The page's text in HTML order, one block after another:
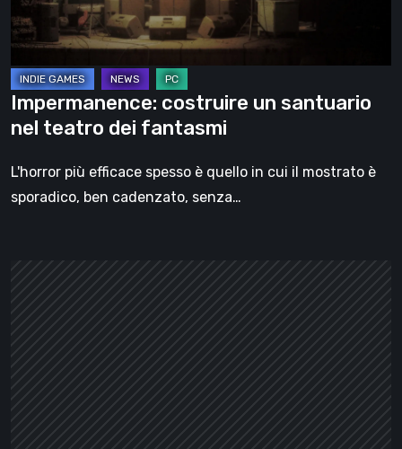
dei
fantasmi
Impermanence: costruire un santuario
nel teatro dei fantasmi
L'horror più efficace spesso è quello in cui il mostrato è
sporadico, ben cadenzato, senza…